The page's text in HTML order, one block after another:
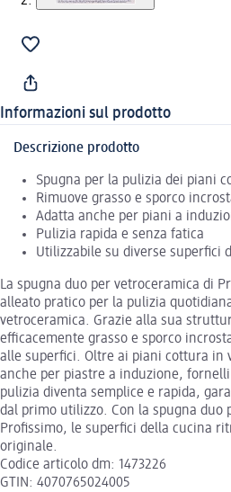
Informazioni sul prodotto
Descrizione prodotto
Spugna per la pulizia dei piani
Rimuove grasso e sporco
Adatta anche per piani a
Pulizia rapida e senza fatica
Utilizzabile su diverse superfici
La spugna duo per vetroceramica di
alleato pratico per la pulizia
vetroceramica. Grazie alla sua
efficacemente grasso e sporco
alle superfici. Oltre ai piani cottura in
anche per piastre a induzione,
pulizia diventa semplice e rapida,
dal primo utilizzo. Con la spugna duo
Profissimo, le superfici della cucina
originale.
Codice articolo dm: 1473226
GTIN: 4070765024005